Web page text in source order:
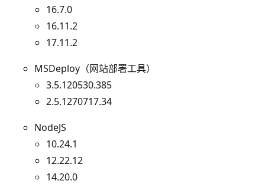
16.7.0
16.11.2
17.11.2
MSDeploy（网站部署工具）
3.5.120530.385
2.5.1270717.34
NodeJS
10.24.1
12.22.12
14.20.0